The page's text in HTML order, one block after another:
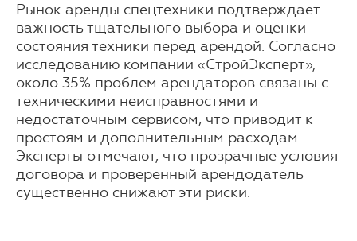
Рынок аренды спецтехники подтверждает
важность тщательного выбора и оценки
состояния техники перед арендой. Согласно
исследованию компании «СтройЭксперт»,
около 35% проблем арендаторов связаны с
техническими неисправностями и
недостаточным сервисом, что приводит к
простоям и дополнительным расходам.
Эксперты отмечают, что прозрачные условия
договора и проверенный арендодатель
существенно снижают эти риски.